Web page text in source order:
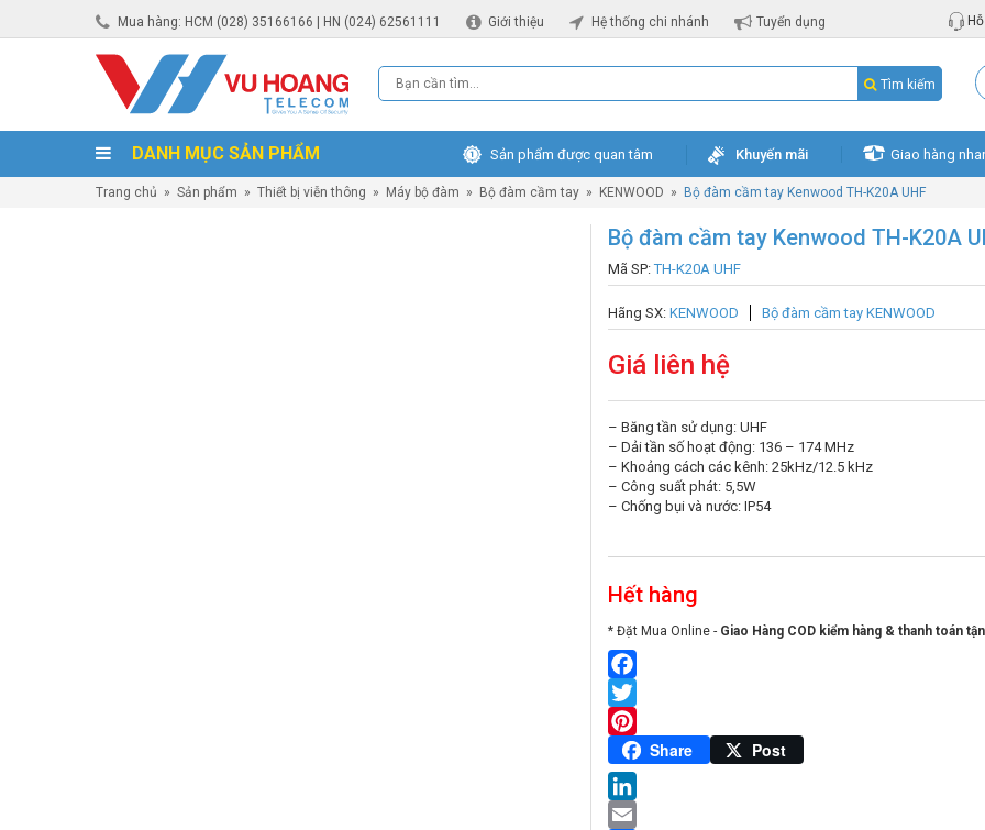
Mua hàng: HCM (028) 35166166 | HN (024) 62561111 Giới thiệu Hệ thống chi nhánh Tuyển dụng Hỗ
Tìm kiếm
DANH MỤC SẢN PHẨM Sản phẩm được quan tâm Khuyến mãi Giao hàng
Trang chủ » Sản phẩm » Thiết bị viễn thông » Máy bộ đàm » Bộ đàm cầm tay » KENWOOD » Bộ đàm cầm tay Kenwood TH-K20A UHF
Bộ đàm cầm tay Kenwood TH-K20A
Mã SP:TH-K20A UHF
Hãng SX: KENWOOD Bộ đàm cầm tay KENWOOD
Giá liên hệ
– Băng tần sử dụng: UHF
– Dải tần số hoạt động: 136 – 174 MHz
– Khoảng cách các kênh: 25kHz/12.5 kHz
– Công suất phát: 5,5W
– Chống bụi và nước: IP54
Hết hàng
* Đặt Mua Online - Giao Hàng COD kiểm hàng & thanh toán
Facebook
Twitter
Pinterest
Share Post
LinkedIn